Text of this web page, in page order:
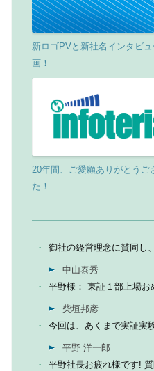
新ロゴPVと新社名インタビュ
画！
20年間、ご愛顧ありがとうご
た！
中山泰秀
柴垣邦彦
平野 洋一郎